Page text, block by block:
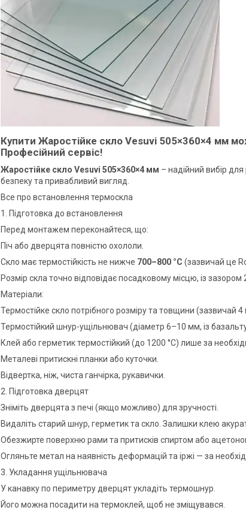
Купити Жаростійке скло Vesuvi 505×360×4 мм
Професійний сервіс!
Жаростійке скло Vesuvi 505×360×4 мм – надійний вибір
безпеку та привабливий вигляд.
Все про встановлення термоскла
1. Підготовка до встановлення
Перед монтажем переконайтеся, що:
Піч або дверцята повністю охололи.
Скло має термостійкість не нижче 700–800 °C (зазвичай це
Розмір скла точно відповідає посадковому місцю, із
Матеріали:
Термостійке скло потрібного розміру та товщини (зазвичай 4
Термостійкий шнур-ущільнювач (діаметр 6–10 мм, із
Клей або герметик термостійкий (до 1200 °C) лише за
Металеві притискні планки або куточки.
Відвертка, ніж, чиста ганчірка, рукавички.
2. Підготовка дверцят
Зніміть дверцята з печі (якщо можливо) для зручності.
Видаліть старий шнур, герметик та скло. Залишки клею
Обезжирте поверхню рами та притисків спиртом або
Огляньте метал на наявність деформацій та іржі — за
3. Укладання ущільнювача
У канавку по периметру дверцят укладіть термошнур.
Його можна посадити на термоклей, щоб не зміщувався.